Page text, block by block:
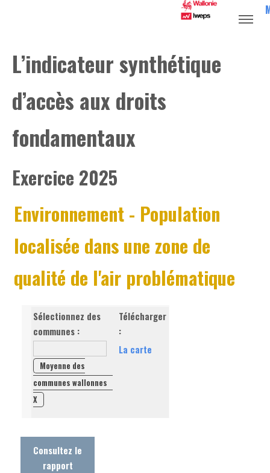
L’indicateur synthétique
d’accès aux droits
fondamentaux
Exercice 2025
Environnement - Population
localisée dans une zone de
qualité de l'air problématique
Sélectionnez des
communes :
Moyenne des
communes wallonnes
X
Télécharger
:
La carte
Consultez le
rapport